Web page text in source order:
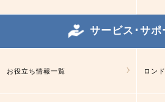
サービス･サポ
お役立ち情報一覧 ロン